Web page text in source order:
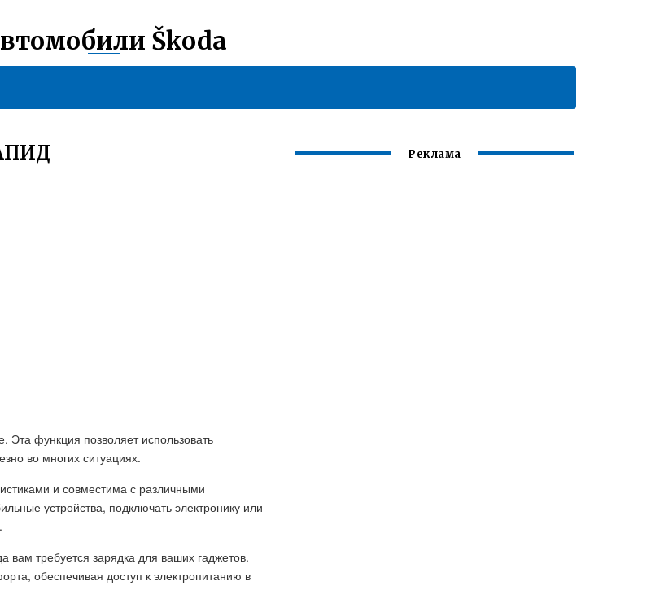
Škoda
Эта функция позволяет использовать
во многих ситуациях.
и совместима с различными
устройства, подключать электронику или
вам требуется зарядка для ваших гаджетов.
обеспечивая доступ к электропитанию в
Реклама